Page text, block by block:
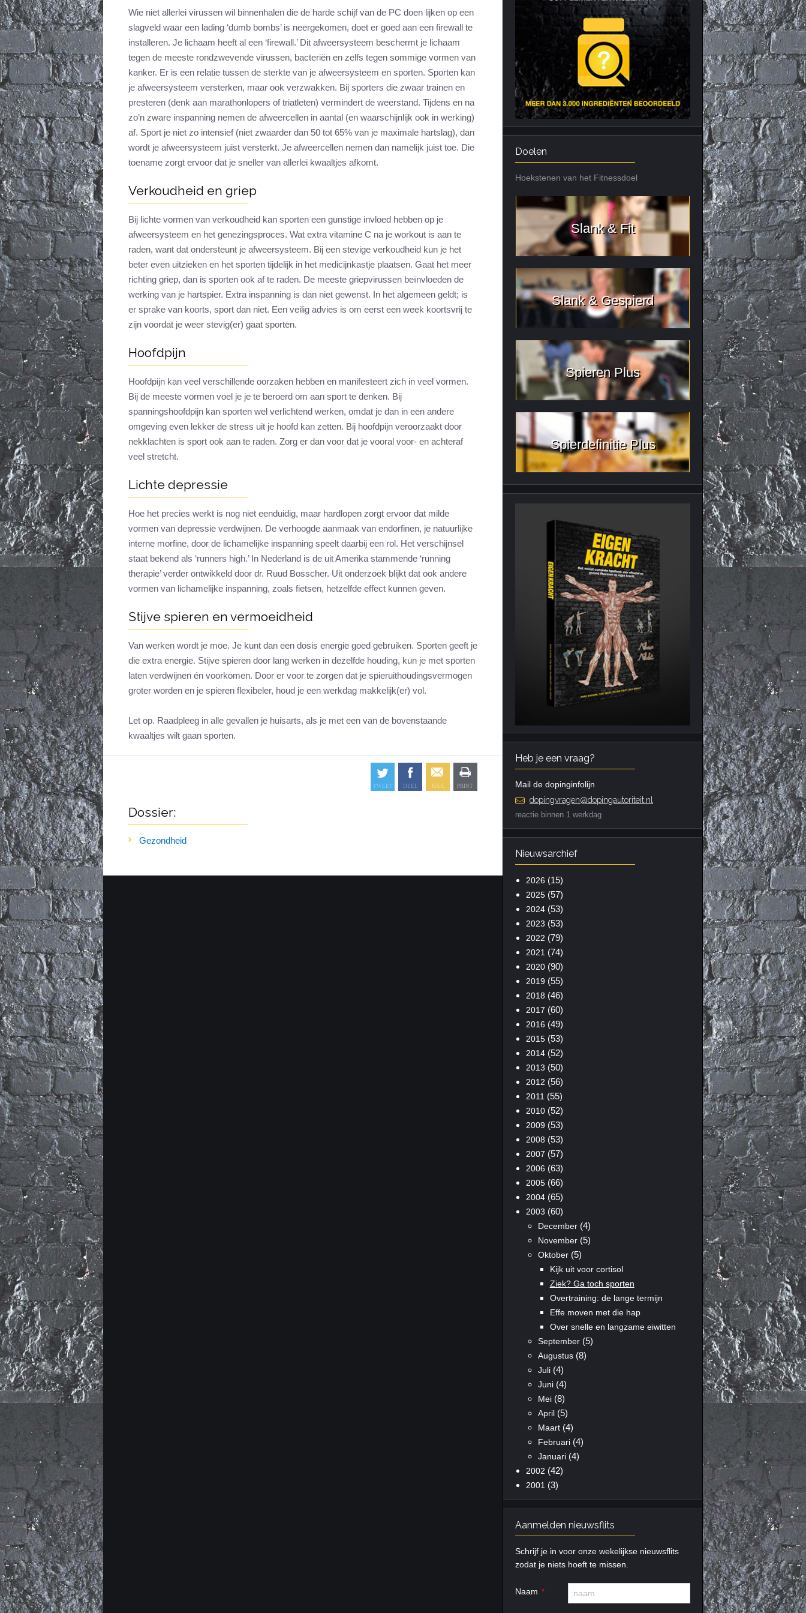
Cardiotraining
Combi van cardio en kracht
Trainingsfouten top 10
Veel gestelde vragen
Nutriënt Timing
Veel gestelde vragen
Citrus Aurantium
Tribulus Terrestris
Vitaminen en
mineralen
Weight Gainers
Nieuws archief
Wie niet allerlei virussen wil binnenhalen die de harde schijf van de PC doen lijken op een
slagveld waar een lading ‘dumb bombs’ is neergekomen, doet er goed aan een firewall te
installeren. Je lichaam heeft al een ‘firewall.’ Dit afweersysteem beschermt je lichaam
tegen de meeste rondzwevende virussen, bacteriën en zelfs tegen sommige vormen van
kanker. Er is een relatie tussen de sterkte van je afweersysteem en sporten. Sporten kan
je afweersysteem versterken, maar ook verzwakken. Bij sporters die zwaar trainen en
presteren (denk aan marathonlopers of triatleten) vermindert de weerstand. Tijdens en na
zo’n zware inspanning nemen de afweercellen in aantal (en waarschijnlijk ook in werking)
af. Sport je niet zo intensief (niet zwaarder dan 50 tot 65% van je maximale hartslag), dan
wordt je afweersysteem juist versterkt. Je afweercellen nemen dan namelijk juist toe. Die
toename zorgt ervoor dat je sneller van allerlei kwaaltjes afkomt.
Verkoudheid en griep
Bij lichte vormen van verkoudheid kan sporten een gunstige invloed hebben op je
afweersysteem en het genezingsproces. Wat extra vitamine C na je workout is aan te
raden, want dat ondersteunt je afweersysteem. Bij een stevige verkoudheid kun je het
beter even uitzieken en het sporten tijdelijk in het medicijnkastje plaatsen. Gaat het meer
richting griep, dan is sporten ook af te raden. De meeste griepvirussen beïnvloeden de
werking van je hartspier. Extra inspanning is dan niet gewenst. In het algemeen geldt; is
er sprake van koorts, sport dan niet. Een veilig advies is om eerst een week koortsvrij te
zijn voordat je weer stevig(er) gaat sporten.
Hoofdpijn
Hoofdpijn kan veel verschillende oorzaken hebben en manifesteert zich in veel vormen.
Bij de meeste vormen voel je je te beroerd om aan sport te denken. Bij
spanningshoofdpijn kan sporten wel verlichtend werken, omdat je dan in een andere
omgeving even lekker de stress uit je hoofd kan zetten. Bij hoofdpijn veroorzaakt door
nekklachten is sport ook aan te raden. Zorg er dan voor dat je vooral voor- en achteraf
veel stretcht.
Lichte depressie
Hoe het precies werkt is nog niet eenduidig, maar hardlopen zorgt ervoor dat milde
vormen van depressie verdwijnen. De verhoogde aanmaak van endorfinen, je natuurlijke
interne morfine, door de lichamelijke inspanning speelt daarbij een rol. Het verschijnsel
staat bekend als ‘runners high.’ In Nederland is de uit Amerika stammende ‘running
therapie’ verder ontwikkeld door dr. Ruud Bosscher. Uit onderzoek blijkt dat ook andere
vormen van lichamelijke inspanning, zoals fietsen, hetzelfde effect kunnen geven.
Stijve spieren en vermoeidheid
Van werken wordt je moe. Je kunt dan een dosis energie goed gebruiken. Sporten geeft je
die extra energie. Stijve spieren door lang werken in dezelfde houding, kun je met sporten
laten verdwijnen én voorkomen. Door er voor te zorgen dat je spieruithoudingsvermogen
groter worden en je spieren flexibeler, houd je een werkdag makkelijk(er) vol.
Let op. Raadpleeg in alle gevallen je huisarts, als je met een van de bovenstaande
kwaaltjes wilt gaan sporten.
Dossier:
Gezondheid
Doelen
Hoekstenen van het Fitnessdoel
Slank & Fit
Slank & Gespierd
Spieren Plus
Spierdefinitie Plus
Heb je een vraag?
Mail de dopinginfolijn
dopingvragen@dopingautoriteit.nl
reactie binnen 1 werkdag
Nieuwsarchief
2026 (15)
2025(57)
2024(53)
2023 (53)
2022 (79)
2021 (74)
2020(90)
2019 (55)
2018 (46)
2017 (60)
2016 (49)
2015(53)
2014(52)
2013 (50)
2012 (56)
2011 (55)
2010(52)
2009 (53)
2008 (53)
2007 (57)
2006 (63)
2005(66)
2004(65)
2003 (60)
December(4)
November(5)
Oktober(5)
Kijk uit voor cortisol
Ziek? Ga toch sporten
Overtraining: de lange termijn
Effe moven met die hap
Over snelle en langzame eiwitten
September(5)
Augustus(8)
Juli(4)
Juni(4)
Mei(8)
April(5)
Maart(4)
Februari(4)
Januari(4)
2002 (42)
2001 (3)
Aanmelden nieuwsflits
Schrijf je in voor onze wekelijkse nieuwsflits
zodat je niets hoeft te missen.
Naam